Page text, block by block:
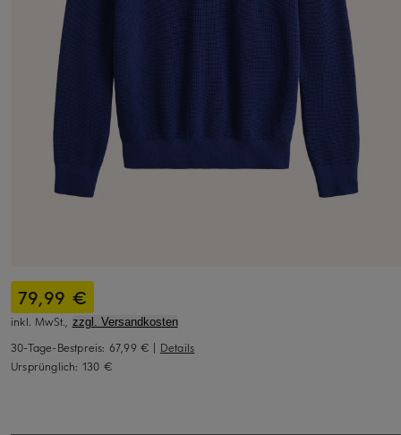
79,99 €
inkl. MwSt., zzgl. Versandkosten
30-Tage-Bestpreis: 67,99 € | Details
Ursprünglich: 130 €